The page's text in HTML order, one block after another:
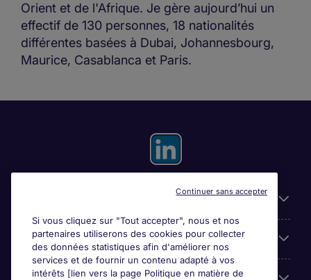
Orient et de l'Afrique. Je gère aujourd’hui un
effectif de 130 personnes, 18 nationalités
différentes basées à Dubai, Johannesbourg,
Maurice, Casablanca et Paris.
Espace employeurs
Si vous cliquez sur "Tout accepter", nous et nos
partenaires utiliserons des cookies pour collecter
des données statistiques afin d'améliorer nos
services et de fournir un contenu adapté à vos
intérêts [lien vers la page Politique en matière de
Continuer sans accepter